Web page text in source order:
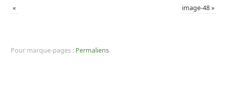
« image-48»
Pour marque-pages : Permaliens.